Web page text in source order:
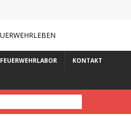
FEUERWEHRLABOR KONTAKT